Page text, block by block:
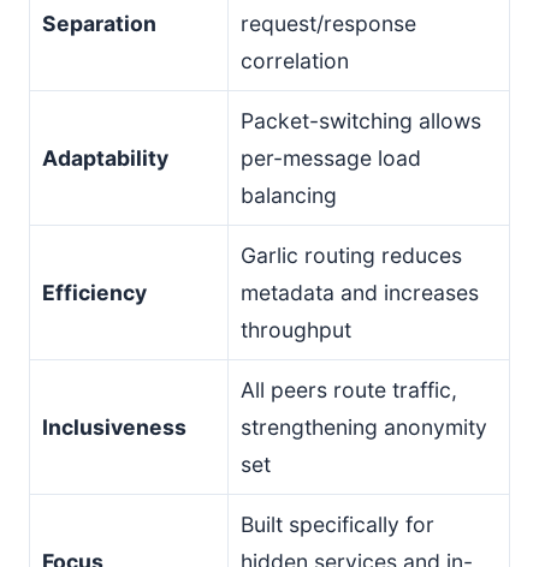
Separation
request/response
correlation
Adaptability
Packet-switching allows
per-message load
balancing
Efficiency
Garlic routing reduces
metadata and increases
throughput
Inclusiveness
All peers route traffic,
strengthening anonymity
set
Focus
Built specifically for
hidden services and in-